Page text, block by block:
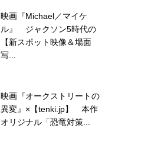
映画『Michael／マイケ
ル』 ジャクソン5時代の
【新スポット映像＆場面
写...
映画『オークストリートの
異変』×【tenki.jp】 本作
オリジナル「恐竜対策...